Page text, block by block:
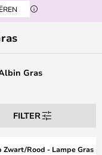
Gras
FILTER
Zwart/Rood - Lampe Gras